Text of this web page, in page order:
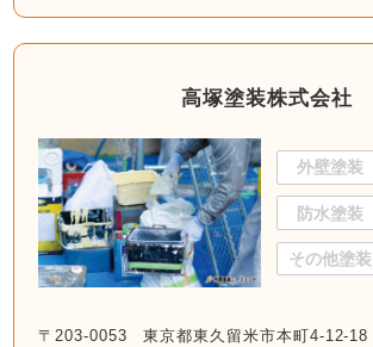
高塚塗装株式会社
外壁塗装
防水塗装
その他塗装
〒203-0053 東京都東久留米市本町4-12-18